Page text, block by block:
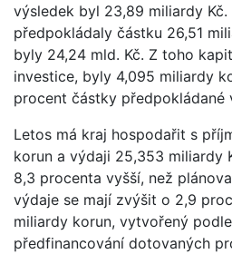
výsledek byl 23,89 miliardy
předpokládaly částku 26,51
byly 24,24 mld. Kč. Z toho
investice, byly 4,095 miliardy
procent částky předpokládané
Letos má kraj hospodařit s
korun a výdaji 25,353 miliardy
8,3 procenta vyšší, než
výdaje se mají zvýšit o 2,9
miliardy korun, vytvořený
předfinancování dotovaných